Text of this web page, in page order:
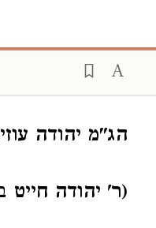
הג"מ יהודה
(ר' יהודה חייט